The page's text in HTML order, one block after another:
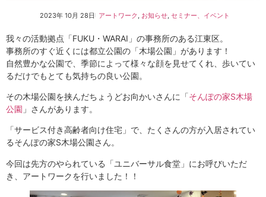
2023年 10月 28日 アートワーク お知らせ, セミナー、イベント
我々の活動拠点「FUKU・WARAI」の事務所のある江東区。
事務所のすぐ近くには都立公園の「木場公園」があります！
自然豊かな公園で、季節によって様々な顔を見せてくれ、歩いてい
るだけでもとても気持ちの良い公園。
その木場公園を挟んだちょうどお向かいさんに「そんぽの家S木場
公園 」さんがあります。
「サービス付き高齢者向け住宅」で、たくさんの方が入居されてい
るそんぽの家S木場公園さん。
今回は先方のやられている「ユニバーサル食堂」にお呼びいただ
き、アートワークを行いました！！